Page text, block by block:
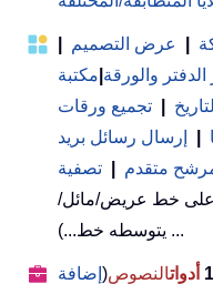
عرض التصميم
الدفتر والورقة مكتبة
تجميع ورقات
إرسال رسائل بريد
متقدم
تصفية
على خط عريض/مائل/
يتوسطه خط...) ...
أدواتالنصوص( إضافة